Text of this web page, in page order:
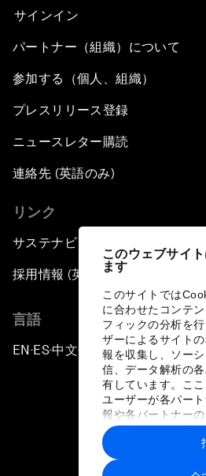
このウェブサイ
ます
このサイトでは
に合わせたコンテ
フィックの分析を
ザーによるサイト
報を収集し、ソー
信、データ解析の
有しています。こ
ユーザーが各パー
報や各パートナー
に収集された情報
トナーによって使用
す。
サインイン
パートナー（組織）について
参加する（個人、組織）
プレスリリース登録
ニュースレター購読
連絡先 (英語のみ)
リンク
サステナビリティへの取り組み
採用情報 (英語のみ)
言語
EN ▪ ES▪中文▪ 日本語
プライバシーポリシ